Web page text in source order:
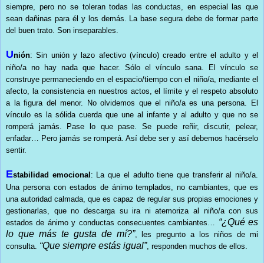
siempre, pero no se toleran todas las conductas, en especial las que
sean dañinas para él y los demás. La base segura debe de formar parte
del buen trato. Son inseparables.
Unión: Sin unión y lazo afectivo (vínculo) creado entre el adulto y el
niño/a no hay nada que hacer. Sólo el vínculo sana. El vínculo se
construye permaneciendo en el espacio/tiempo con el niño/a, mediante el
afecto, la consistencia en nuestros actos, el límite y el respeto absoluto
a la figura del menor. No olvidemos que el niño/a es una persona. El
vínculo es la sólida cuerda que une al infante y al adulto y que no se
romperá jamás. Pase lo que pase. Se puede reñir, discutir, pelear,
enfadar… Pero jamás se romperá. Así debe ser y así debemos hacérselo
sentir.
Estabilidad emocional : La que el adulto tiene que transferir al niño/a.
Una persona con estados de ánimo templados, no cambiantes, que es
una autoridad calmada, que es capaz de regular sus propias emociones y
gestionarlas, que no descarga su ira ni atemoriza al niño/a con sus
estados de ánimo y conductas consecuentes cambiantes… “¿Qué es
lo que más te gusta de mí?”, les pregunto a los niños de mi
consulta. “Que siempre estás igual”, responden muchos de ellos.